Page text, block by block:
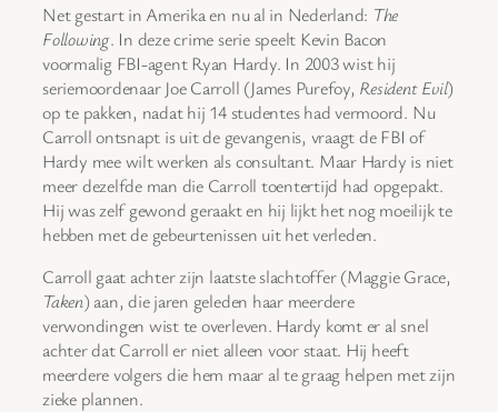
Net gestart in Amerika en nu al in Nederland: The
Following. In deze crime serie speelt Kevin Bacon
voormalig FBI-agent Ryan Hardy. In 2003 wist hij
seriemoordenaar Joe Carroll (James Purefoy, Resident Evil)
op te pakken, nadat hij 14 studentes had vermoord. Nu
Carroll ontsnapt is uit de gevangenis, vraagt de FBI of
Hardy mee wilt werken als consultant. Maar Hardy is niet
meer dezelfde man die Carroll toentertijd had opgepakt.
Hij was zelf gewond geraakt en hij lijkt het nog moeilijk te
hebben met de gebeurtenissen uit het verleden.
Carroll gaat achter zijn laatste slachtoffer (Maggie Grace,
Taken) aan, die jaren geleden haar meerdere
verwondingen wist te overleven. Hardy komt er al snel
achter dat Carroll er niet alleen voor staat. Hij heeft
meerdere volgers die hem maar al te graag helpen met zijn
zieke plannen.